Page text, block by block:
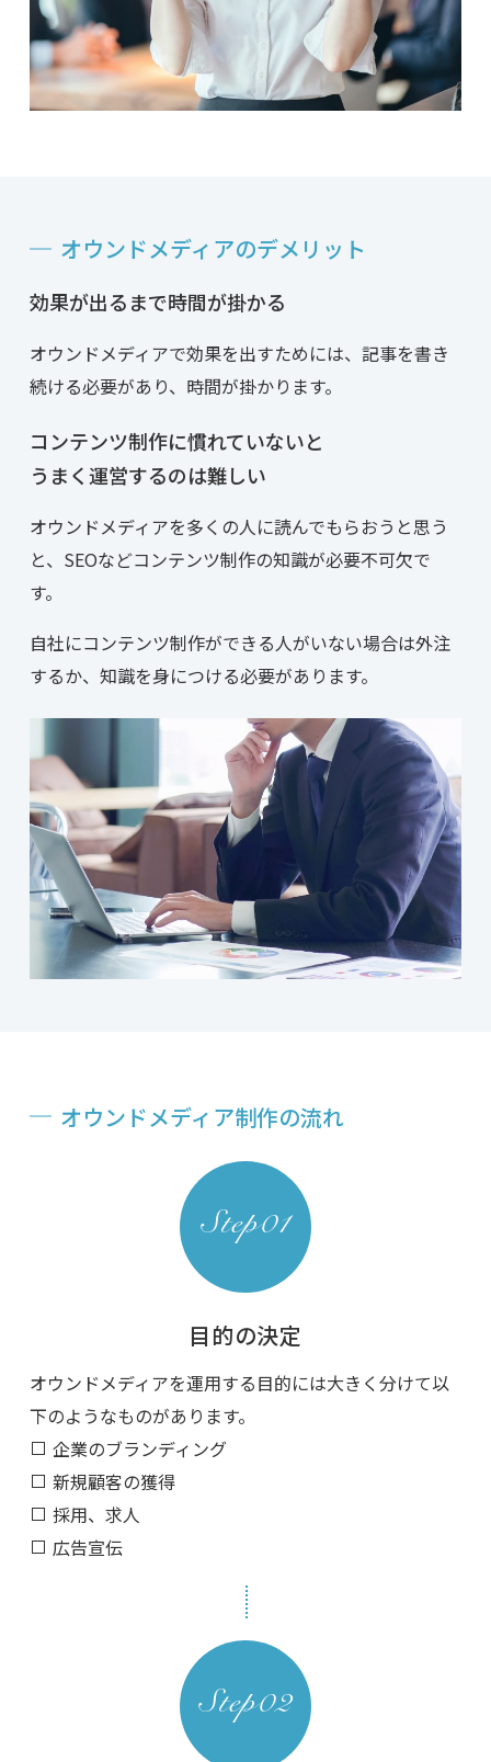
オウンドメディアのデメリット
効果が出るまで時間が掛かる
オウンドメディアで効果を出すためには、記事を書き
続ける必要があり、時間が掛かります。
コンテンツ制作に慣れていないと
うまく運営するのは難しい
オウンドメディアを多くの人に読んでもらおうと思う
と、SEOなどコンテンツ制作の知識が必要不可欠で
す。
自社にコンテンツ制作ができる人がいない場合は外注
するか、知識を身につける必要があります。
オウンドメディア制作の流れ
目的の決定
オウンドメディアを運用する目的には大きく分けて以
下のようなものがあります。
企業のブランディング
新規顧客の獲得
採用、求人
広告宣伝